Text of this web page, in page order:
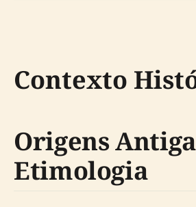
Contexto
Origens
Etimologia